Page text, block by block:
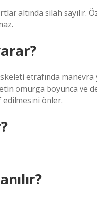
altında silah sayılır.
etrafında
etin omurga boyunca ve
edilmesini önler.